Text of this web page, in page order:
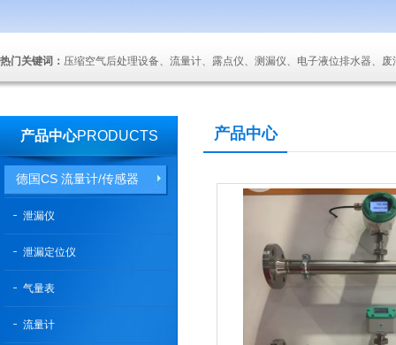
热门关键词： 压缩空气后处理设备、流量计、露点仪、测漏仪、电子液位排水器、
产品中心PRODUCTS
德国CS 流量计/传感器
泄漏仪
泄漏定位仪
气量表
流量计
产品中心